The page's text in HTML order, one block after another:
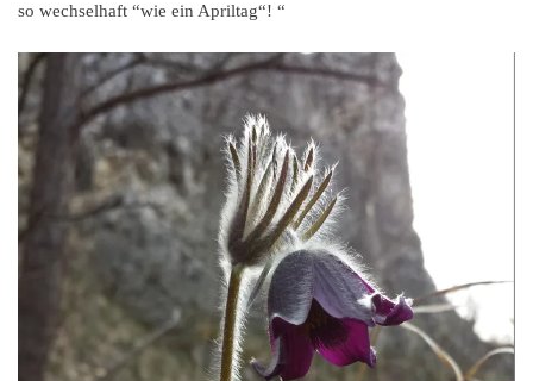
so wechselhaft “wie ein Apriltag“! “